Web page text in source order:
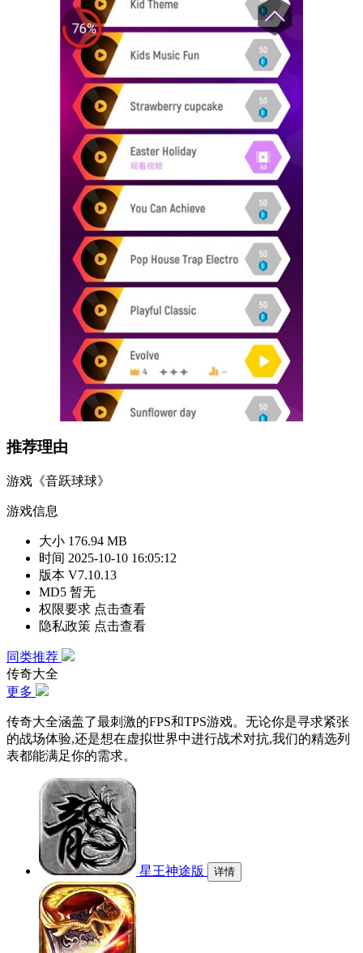
推荐理由
游戏《音跃球球》
游戏信息
大小 176.94 MB
时间 2025-10-10 16:05:12
版本 V7.10.13
MD5 暂无
权限要求 点击查看
隐私政策 点击查看
同类推荐
传奇大全
更多
传奇大全涵盖了最刺激的FPS和TPS游戏。无论你是寻求紧张
的战场体验,还是想在虚拟世界中进行战术对抗,我们的精选列
表都能满足你的需求。
星王神途版 详情